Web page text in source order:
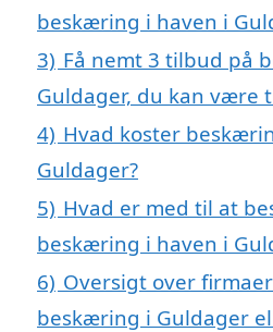
beskæring i haven i
3) Få nemt 3 tilbud på
Guldager, du kan være
4) Hvad koster
Guldager?
5) Hvad er med til at
beskæring i haven i
6) Oversigt over
beskæring i Guldager